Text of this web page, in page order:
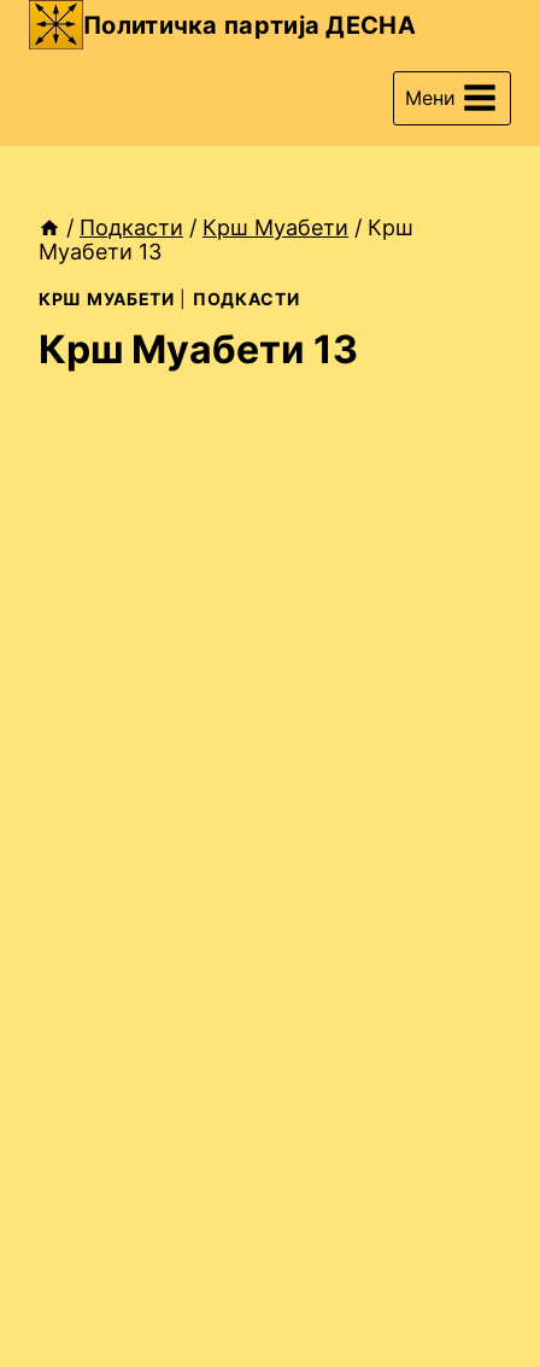
Skip
Политичка партија ДЕСНА
Мени
/ Подкасти / Крш Муабети / Крш
Муабети 13
КРШ МУАБЕТИ ПОДКАСТИ
Крш Муабети 13